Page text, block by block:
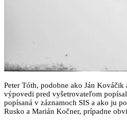
Peter Tóth, podobne ako Ján
výpovedi pred vyšetrovateľom
popísaná v záznamoch SIS a ako ju
Rusko a Marián Kočner, prípadne